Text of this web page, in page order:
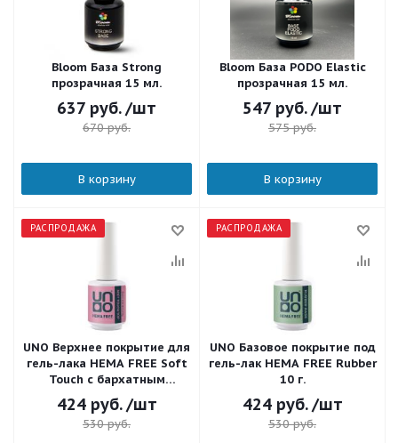
Bloom База Strong
прозрачная 15 мл.
637 руб. /шт
670руб.
В корзину
Bloom База PODO Elastic
прозрачная 15 мл.
547 руб. /шт
575руб.
В корзину
РАСПРОДАЖА
UNO Верхнее покрытие для
гель-лака HEMA FREE Soft
Touch с бархатным
эффектом 10 г.
424руб. /шт
530руб.
РАСПРОДАЖА
UNO Базовое покрытие под
гель-лак HEMA FREE Rubber
10 г.
424руб. /шт
530руб.